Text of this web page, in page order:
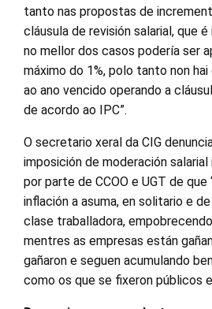
tanto nas propostas de
cláusula de revisión salarial, que
no mellor dos casos podería ser
máximo do 1%, polo tanto non
ao ano vencido operando a
de acordo ao IPC”.
O secretario xeral da CIG
imposición de moderación salarial
por parte de CCOO e UGT de
inflación a asuma, en solitario e
clase traballadora,
mentres as empresas están
gañaron e seguen acumulando
como os que se fixeron públicos